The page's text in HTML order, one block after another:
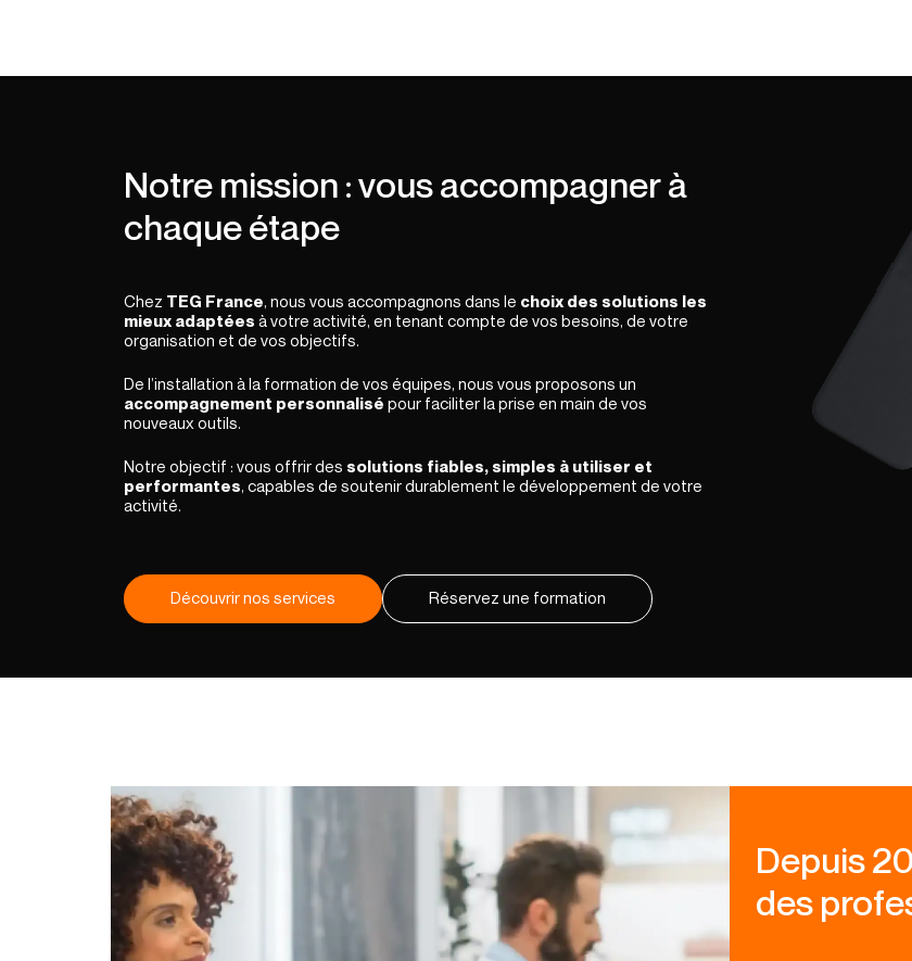
Notre mission : vous accompagner à
chaque étape
Chez TEG France, nous vous accompagnons dans le choix des solutions les
mieux adaptées à votre activité, en tenant compte de vos besoins, de votre
organisation et de vos objectifs.
De l’installation à la formation de vos équipes, nous vous proposons un
accompagnement personnalisé pour faciliter la prise en main de vos
nouveaux outils.
Notre objectif : vous offrir des solutions fiables, simples à utiliser et
performantes, capables de soutenir durablement le développement de votre
activité.
Découvrir nos services Réservez une formation
Depuis
des